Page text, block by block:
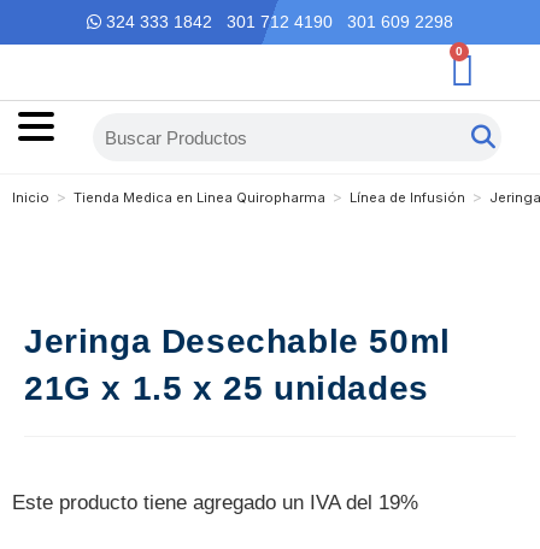
324 333 1842 301 712 4190 301 609 2298
0
Inicio > Tienda Medica en Linea Quiropharma > Línea de Infusión >
Jeringa Desechable 50ml
21G x 1.5 x 25 unidades
Este producto tiene agregado un IVA del 19%